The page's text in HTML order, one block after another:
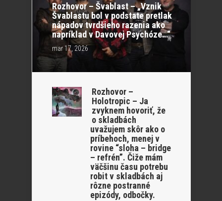
Rozhovor – Švablast – „Vznik
Švablastu bol v podstate pretlak
nápadov tvrdšieho razenia ako
napríklad v Davovej Psychóze…“
mar 17, 2026
Rozhovor –
Holotropic – Ja
zvyknem hovoriť, že
o skladbách
uvažujem skôr ako o
príbehoch, menej v
rovine “sloha – bridge
– refrén”. Čiže mám
väčšinu času potrebu
robit v skladbách aj
rôzne postranné
epizódy, odbočky.